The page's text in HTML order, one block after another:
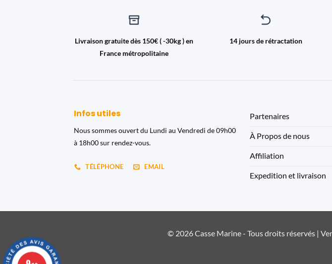
Livraison gratuite dès 150€ ( -30kg ) en
France métropolitaine
14 jours de rétractation
Infos utiles
Nous sommes ouvert du Lundi au Vendredi de 09h00
à 18h00 sur rendez-vous.
TÉLÉPHONE EMAIL
Partenaires
À Propos de nous
Affiliation
Expedition et livraison
© 2026 Casse Marine - Tous droits réservés |